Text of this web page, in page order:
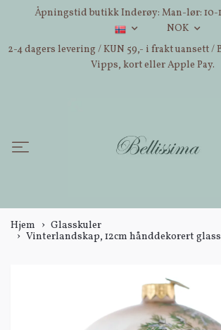
Åpningstid butikk Inderøy: Man-lør: 10-
NOK
2-4 dagers levering / KUN 59,- i frakt uansett /
Vipps, kort eller Apple Pay.
Hjem
Glasskuler
Vinterlandskap, 12cm hånddekorert